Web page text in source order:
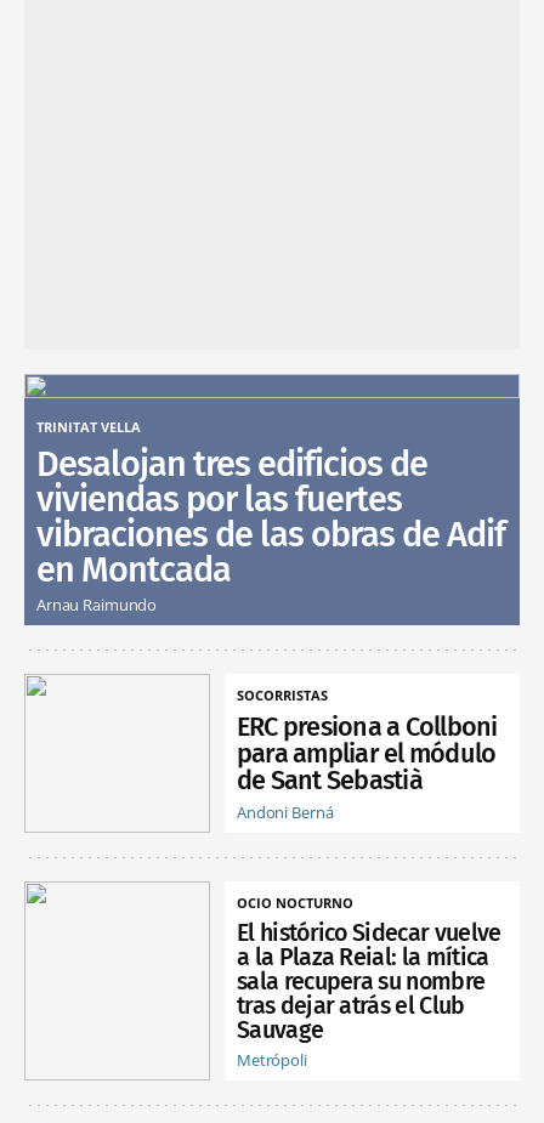
TRINITAT VELLA
Desalojan tres edificios de
viviendas por las fuertes
vibraciones de las obras de Adif
en Montcada
Arnau Raimundo
SOCORRISTAS
ERC presiona a Collboni
para ampliar el módulo
de Sant Sebastià
Andoni Berná
OCIO NOCTURNO
El histórico Sidecar vuelve
a la Plaza Reial: la mítica
sala recupera su nombre
tras dejar atrás el Club
Sauvage
Metrópoli